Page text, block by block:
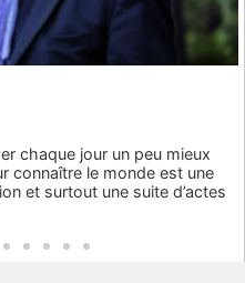
chaque jour un peu mieux
connaître le monde est une
et surtout une suite d’actes